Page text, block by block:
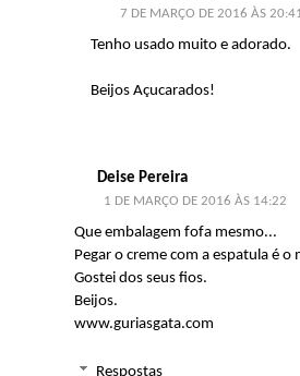
7 DE MARÇO DE 2016 ÀS
Tenho usado muito e adorado.
Beijos Açucarados!
Deise Pereira
1 DE MARÇO DE 2016 ÀS 14:22
Que embalagem fofa mesmo...
Pegar o creme com a espatula é o
Gostei dos seus fios.
Beijos.
www.guriasgata.com
Respostas